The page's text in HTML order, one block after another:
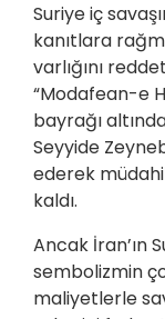
Suriye iç
kanıtlara
varlığını
“Modafean-e
bayrağı
Seyyide
ederek
kaldı.
Ancak İran’ın
sembolizmin
maliyetlerle